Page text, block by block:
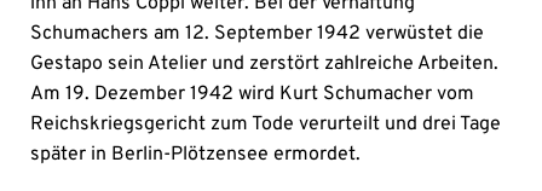
Schumachers am 12. September 1942 verwüstet die
Gestapo sein Atelier und zerstört zahlreiche Arbeiten.
Am 19. Dezember 1942 wird Kurt Schumacher vom
Reichskriegsgericht zum Tode verurteilt und drei Tage
später in Berlin-Plötzensee ermordet.